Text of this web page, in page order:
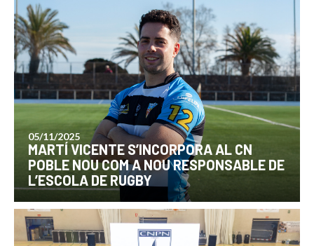
05/11/2025
MARTÍ VICENTE S’INCORPORA AL CN
POBLE NOU COM A NOU RESPONSABLE DE
L’ESCOLA DE RUGBY